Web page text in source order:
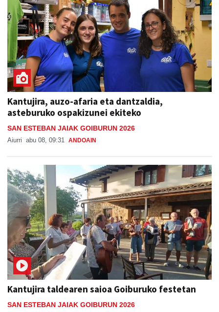
Kantujira, auzo-afaria eta dantzaldia,
asteburuko ospakizunei ekiteko
SAN ESTEBAN JAIAK GOIBURUN 2026
Aiurri abu 08, 09:31 ANDOAIN
Kantujira taldearen saioa Goiburuko festetan
SAN ESTEBAN JAIAK GOIBURUN 2026